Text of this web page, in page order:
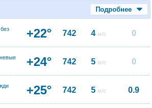
Подробнее
+22° 742 4 м/с 0
+24° 742 5 м/с 0
+25° 742 5 м/с 0.9